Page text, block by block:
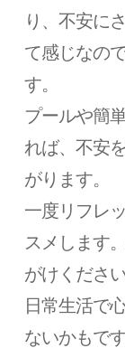
り、不安に
て感じなの
す。
プールや簡
れば、不安
がります。
一度リフレ
スメします
がけください
日常生活で
ないかもで